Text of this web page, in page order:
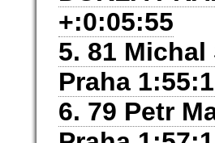
+:0:05:55
5. 81
Praha
6. 79 Petr